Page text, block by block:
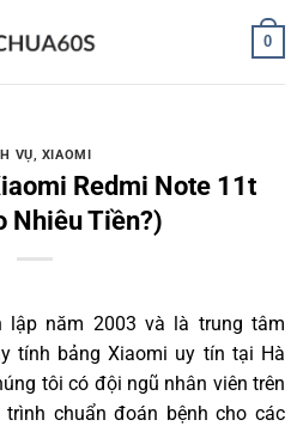
0
VỤ, XIAOMI
Redmi Note 11t
Nhiêu Tiền?)
lập năm 2003 và là trung tâm
tính bảng Xiaomi uy tín tại Hà
tôi có đội ngũ nhân viên trên
chuẩn đoán bệnh cho các